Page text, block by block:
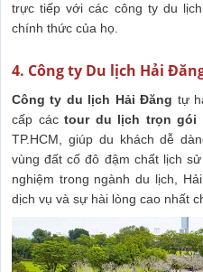
trực tiếp với các công ty du
chính thức của họ.
4. Công ty Du lịch Hải
Công ty du lịch Hải Đăng tự
cấp cáctour du lịch trọn gói
TP.HCM, giúp du khách dễ
vùng đất cố đô đậm chất lịch
nghiệm trong ngành du lịch,
dịch vụ và sự hài lòng cao nhất